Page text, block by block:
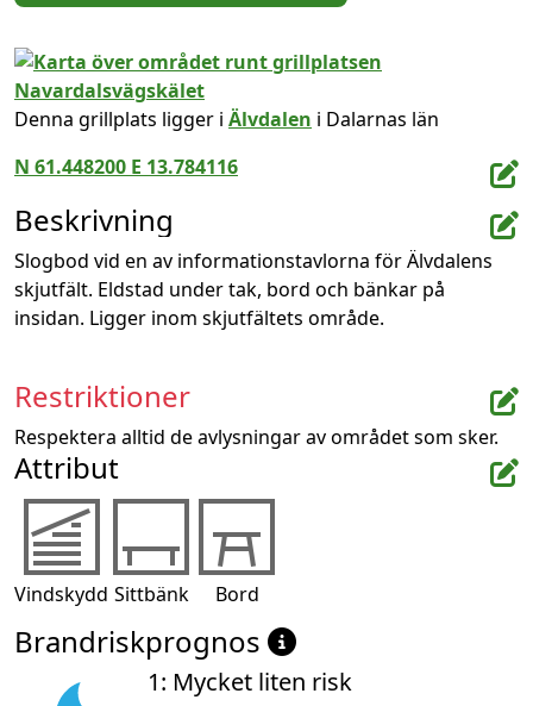
Denna grillplats ligger i Älvdalen i Dalarnas län
N 61.448200 E 13.784116
Beskrivning
Slogbod vid en av informationstavlorna för Älvdalens
skjutfält. Eldstad under tak, bord och bänkar på
insidan. Ligger inom skjutfältets område.
Restriktioner
Respektera alltid de avlysningar av området som sker.
Attribut
Vindskydd Sittbänk Bord
Brandriskprognos
1: Mycket liten risk